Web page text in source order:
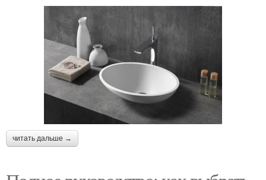
читать дальше →